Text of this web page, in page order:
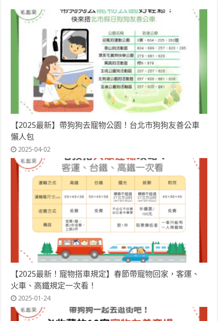
【2025最新】帶狗狗去寵物公園！台北市狗狗友善公車
懶人包
2025-04-02
【2025最新！寵物搭車規定】春節帶寵物回家，客運、
火車、高鐵規定一次看！
2025-01-24